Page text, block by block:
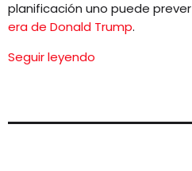
planificación uno puede prever
era de Donald Trump.
Seguir leyendo